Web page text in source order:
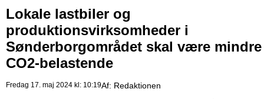
Lokale lastbiler og
produktionsvirksomheder i
Sønderborgområdet skal være mindre
CO2-belastende
Fredag 17. maj 2024 kl: 10:19Af: Redaktionen